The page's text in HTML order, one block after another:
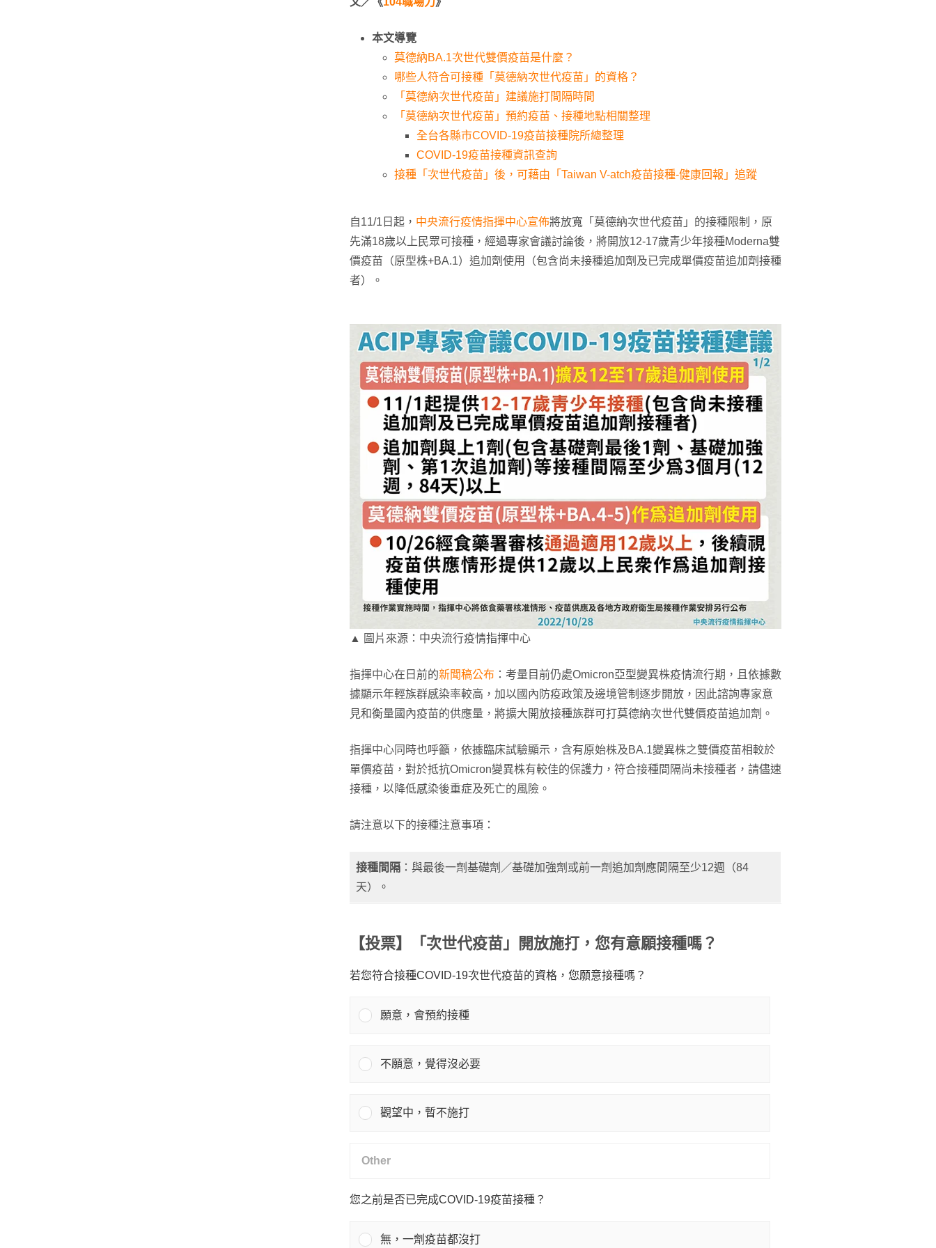
本文導覽
莫德納BA.1次世代雙價疫苗是什麼？
哪些人符合可接種「莫德納次世代疫苗」的資格？
「莫德納次世代疫苗」建議施打間隔時間
「莫德納次世代疫苗」預約疫苗、接種地點相關整理
全台各縣市COVID-19疫苗接種院所總整理
COVID-19疫苗接種資訊查詢
接種「次世代疫苗」後，可藉由「Taiwan V-atch疫苗接種-健康回報」追蹤
自11/1日起， 中央流行疫情指揮中心宣佈將放寬「莫德納次世代疫苗」的接種限制，原
先滿18歲以上民眾可接種，經過專家會議討論後，將開放12-17歲青少年接種Moderna雙
價疫苗（原型株+BA.1）追加劑使用（包含尚未接種追加劑及已完成單價疫苗追加劑接種
者）。
▲ 圖片來源：中央流行疫情指揮中心
指揮中心在日前的新聞稿公布 ：考量目前仍處Omicron亞型變異株疫情流行期，且依據數
據顯示年輕族群感染率較高，加以國內防疫政策及邊境管制逐步開放，因此諮詢專家意
見和衡量國內疫苗的供應量，將擴大開放接種族群可打莫德納次世代雙價疫苗追加劑。
指揮中心同時也呼籲，依據臨床試驗顯示，含有原始株及BA.1變異株之雙價疫苗相較於
單價疫苗，對於抵抗Omicron變異株有較佳的保護力，符合接種間隔尚未接種者，請儘速
接種，以降低感染後重症及死亡的風險。
請注意以下的接種注意事項：
接種間隔 ：與最後一劑基礎劑／基礎加強劑或前一劑追加劑應間隔至少12週（84
天）。
【投票】「次世代疫苗」開放施打，您有意願接種嗎？
若您符合接種COVID-19次世代疫苗的資格，您願意接種嗎？
願意，會預約接種
不願意，覺得沒必要
觀望中，暫不施打
您之前是否已完成COVID-19疫苗接種？
無，一劑疫苗都沒打